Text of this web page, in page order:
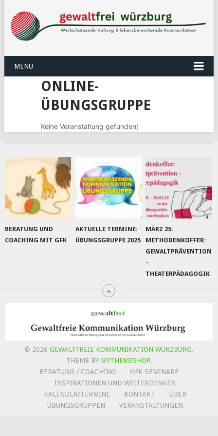
MENU
ONLINE-
ÜBUNGSGRUPPE
Keine Veranstaltung gefunden!
BERATUNG UND
COACHING MIT GFK
AKTUELLE TERMINE:
ÜBUNGSGRUPPE 2025
MÄRZ 25:
METHODENKOFFER:
GEWALTPRÄVENTION
–
THEATERPÄDAGOGIK
© 2026 GEWALTFREIE KOMMUNIKATION WÜRZBURG.
THEME BY MYTHEMESHOP.
BERATUNG / COACHING
GFK-SEMINARE
INSPIRATIONEN UND WEITERDENKEN
KALENDER/TERMINE
KONTAKT
ÜBER
ÜBUNGSGRUPPEN
VERANSTALTUNGEN